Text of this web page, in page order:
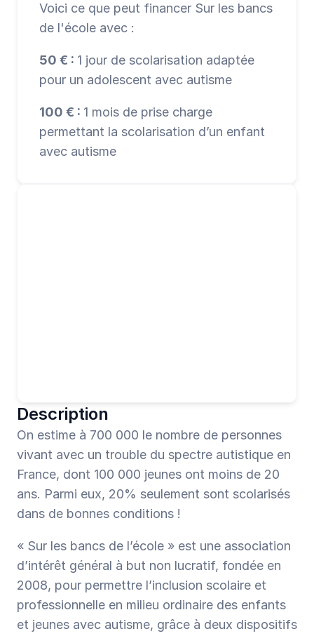
Description
On estime à 700 000 le nombre de personnes
vivant avec un trouble du spectre autistique en
France, dont 100 000 jeunes ont moins de 20
ans. Parmi eux, 20% seulement sont scolarisés
dans de bonnes conditions !
« Sur les bancs de l’école » est une association
d’intérêt général à but non lucratif, fondée en
2008, pour permettre l’inclusion scolaire et
professionnelle en milieu ordinaire des enfants
et jeunes avec autisme, grâce à deux dispositifs
Voici ce que peut financer Sur les bancs
de l'école avec :
50 € : 1 jour de scolarisation adaptée
pour un adolescent avec autisme
100 € : 1 mois de prise charge
permettant la scolarisation d’un enfant
avec autisme